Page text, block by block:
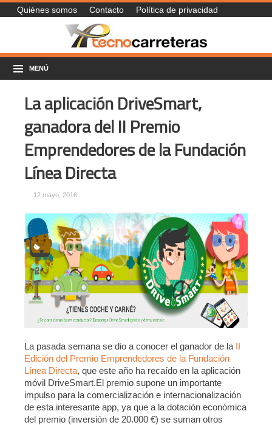
Quiénes somos Contacto Política de privacidad
MENÚ
La aplicación DriveSmart,
ganadora del II Premio
Emprendedores de la Fundación
Línea Directa
12 mayo, 2016
La pasada semana se dio a conocer el ganador de la II
Edición del Premio Emprendedores de la Fundación
Línea Directa, que este año ha recaído en la aplicación
móvil DriveSmart.El premio supone un importante
impulso para la comercialización e internacionalización
de esta interesante app, ya que a la dotación económica
del premio (inversión de 20.000 €) se suman otros